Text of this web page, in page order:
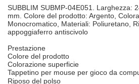
SUBBLIM SUBMP-04E051. Larghezza:
mm. Colore del prodotto: Argento,
Monocromatico, Materiali: Poliuretano,
appoggiaferro antiscivolo
Prestazione
Colore del prodotto
Colorazione superficie
Tappetino per mouse per gioco da
Riposo del polso